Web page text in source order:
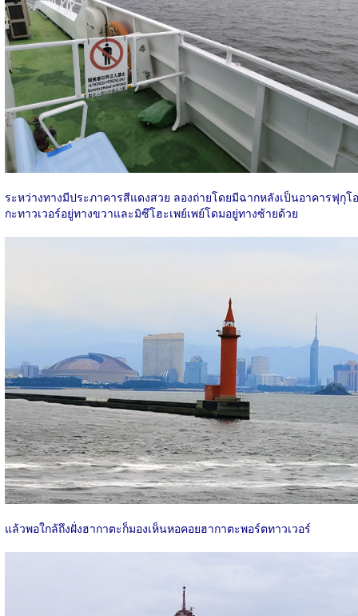
ระหว่างทางมีประภาคารสีแดงสวย ลองถ่ายโดยมีฉากหลังเป็นอาคารฟุกุโอ
กะทาวเวอร์อยู่ทางขวาและมิซึโฮะเพย์เพย์โดมอยู่ทางซ้ายด้วย
แล้วพอใกล้ถึงฝั่งฮากาตะก็มองเห็นหอคอยฮากาตะพอร์ตทาวเวอร์